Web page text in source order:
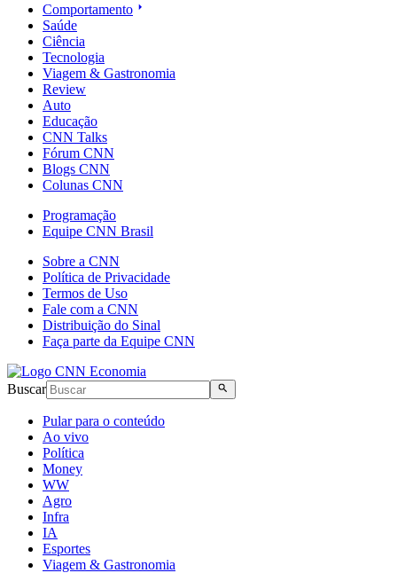
Comportamento
Saúde
Ciência
Tecnologia
Viagem & Gastronomia
Review
Auto
Educação
CNN Talks
Fórum CNN
Blogs CNN
Colunas CNN
Programação
Equipe CNN Brasil
Sobre a CNN
Política de Privacidade
Termos de Uso
Fale com a CNN
Distribuição do Sinal
Faça parte da Equipe CNN
Buscar
Pular para o conteúdo
Ao vivo
Política
Money
WW
Agro
Infra
IA
Esportes
Viagem & Gastronomia